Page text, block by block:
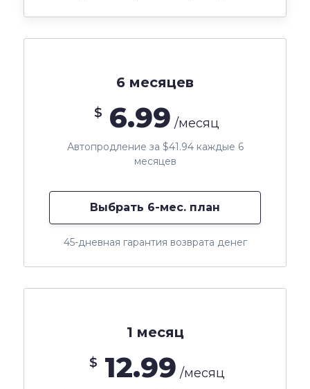
1 месяц
$ 12.99 /месяц
6 месяцев
$ 6.99 /месяц
Автопродление за $41.94 каждые 6
месяцев
Выбрать 6-мес. план
45-дневная гарантия возврата денег